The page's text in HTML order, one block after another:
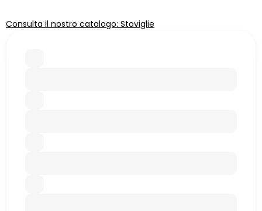
Consulta il nostro catalogo: Stoviglie